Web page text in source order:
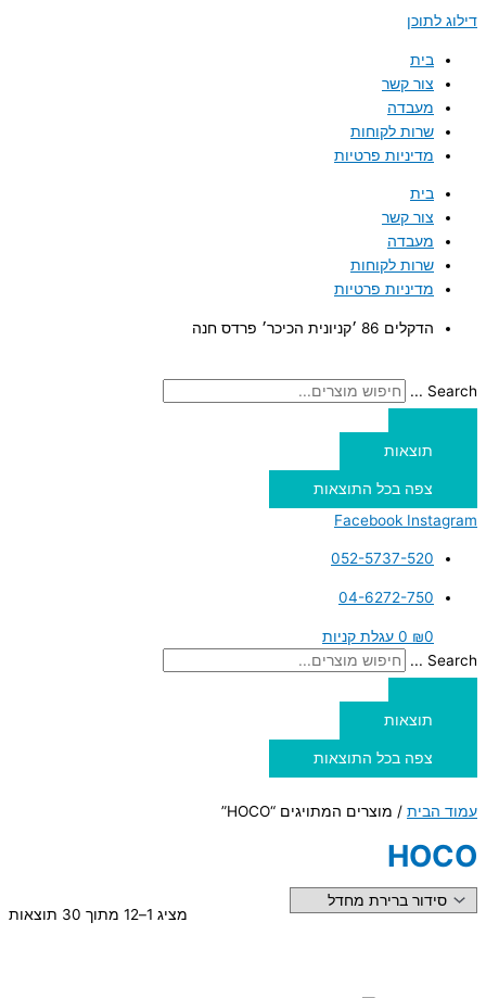
דילוג לתוכן
בית
צור קשר
מעבדה
שרות לקוחות
מדיניות פרטיות
בית
צור קשר
מעבדה
שרות לקוחות
מדיניות פרטיות
הדקלים 86 ׳קניונית הכיכר׳ פרדס חנה
Search ...
תוצאות
צפה בכל התוצאות
Facebook Instagram
052-5737-520
04-6272-750
₪0
0 עגלת קניות
Search ...
תוצאות
צפה בכל התוצאות
עמוד הבית / מוצרים המתויגים “HOCO”
HOCO
מציג 1–12 מתוך 30 תוצאות